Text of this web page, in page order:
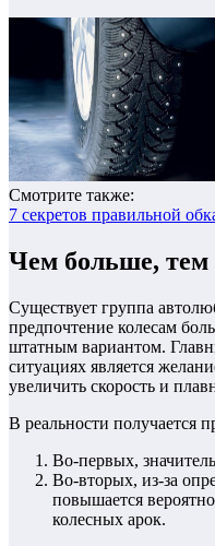
Смотрите также:
7 секретов правильной
Чем больше,
Существует группа
предпочтение колесам
штатным вариантом.
ситуациях является
увеличить скорость и
В реальности получается
Во-первых,
Во-вторых, из-за
повышается
колесных арок.